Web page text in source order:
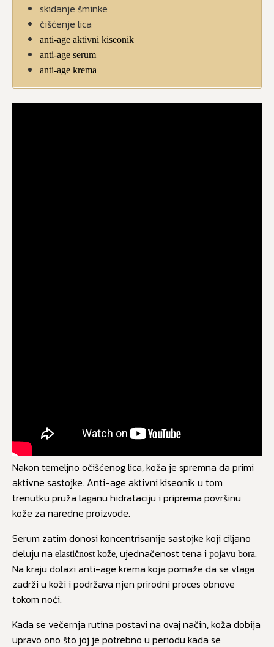
skidanje šminke
čišćenje lica
anti-age aktivni kiseonik
anti-age serum
anti-age krema
Nakon temeljno očišćenog lica, koža je spremna da primi
aktivne sastojke. Anti-age aktivni kiseonik u tom
trenutku pruža laganu hidrataciju i priprema površinu
kože za naredne proizvode.
Serum zatim donosi koncentrisanije sastojke koji ciljano
deluju na elastičnost kože, ujednačenost tena i pojavu bora.
Na kraju dolazi anti-age krema koja pomaže da se vlaga
zadrži u koži i podržava njen prirodni proces obnove
tokom noći.
Kada se večernja rutina postavi na ovaj način, koža dobija
upravo ono što joj je potrebno u periodu kada se